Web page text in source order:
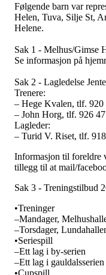
Følgende barn var
Helen, Tuva, Silje St,
Helene.
Sak 1 - Melhus/Gimse
Se informasjon på
Sak 2 - Lagledelse
Trenere:
– Hege Kvalen, tlf. 920
– John Horg, tlf. 926 47
Lagleder:
– Turid V. Riset, tlf.
Informasjon til foreldre
tillegg til at mail/
Sak 3 - Treningstilbud
•Treninger
–Mandager,
–Torsdager,
•Seriespill
–Ett lag i by-serien
–Ett lag i gauldalsserien
•Cupspill